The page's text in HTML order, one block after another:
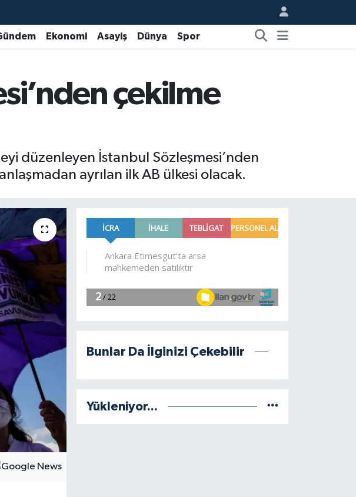
Ekonomi Asayiş Dünya Spor
çekilme
düzenleyen İstanbul Sözleşmesi’nden
ayrılan ilk AB ülkesi olacak.
Bunlar Da İlginizi Çekebilir
Yükleniyor...